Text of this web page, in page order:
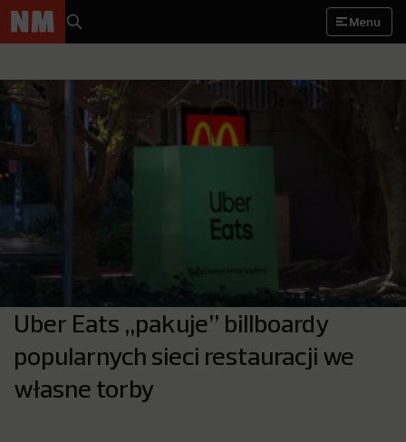
Menu
Uber Eats „pakuje” billboardy
popularnych sieci restauracji we
własne torby